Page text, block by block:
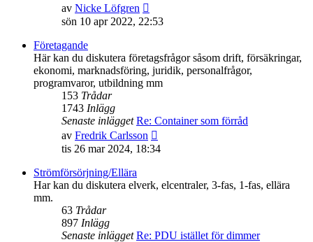
av Nicke Löfgren
till
inlägget
sön 10 apr 2022, 22:53
Företagande
Här kan du diskutera företagsfrågor såsom drift, försäkringar,
ekonomi, marknadsföring, juridik, personalfrågor,
programvaror, utbildning mm
153 Trådar
1743 Inlägg
Senaste inlägget Re: Container som förråd
av Fredrik Carlsson
till
inlägget
tis 26 mar 2024, 18:34
Strömförsörjning/Ellära
Har kan du diskutera elverk, elcentraler, 3-fas, 1-fas, ellära
mm.
63 Trådar
897 Inlägg
Senaste inlägget Re: PDU istället för dimmer